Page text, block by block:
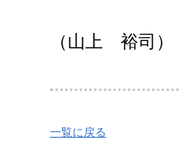
（山上 裕司）
一覧に戻る